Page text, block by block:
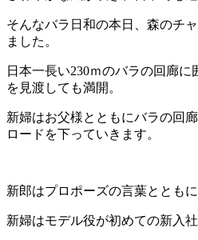
そんなバラ日和の本日、森のチ
ました。
日本一長い230ｍのバラの回廊に
を見渡しても満開。
新婦はお父様とともにバラの回
ロードを下っていきます。
新郎はプロポーズの言葉ととも
新婦はモデル役が初めての新入